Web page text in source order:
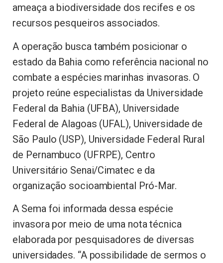
ameaça a biodiversidade dos recifes e os
recursos pesqueiros associados.
A operação busca também posicionar o
estado da Bahia como referência nacional no
combate a espécies marinhas invasoras. O
projeto reúne especialistas da Universidade
Federal da Bahia (UFBA), Universidade
Federal de Alagoas (UFAL), Universidade de
São Paulo (USP), Universidade Federal Rural
de Pernambuco (UFRPE), Centro
Universitário Senai/Cimatec e da
organização socioambiental Pró-Mar.
A Sema foi informada dessa espécie
invasora por meio de uma nota técnica
elaborada por pesquisadores de diversas
universidades. “A possibilidade de sermos o